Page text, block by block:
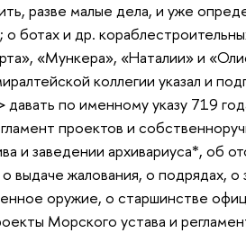
разве малые дела, и уже
и др.
«Мункера», «Наталии» и
коллегии указал и
по именному указу 719
проектов и
и заведении архивариуса*, об
выдаче жалования, о подрядах, о
оружие, о старшинстве
Морского устава и